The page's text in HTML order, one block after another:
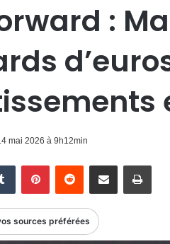
:
mai 2026 à 9h12min
Tumblr PinterestReddit Partager par email
sources préférées